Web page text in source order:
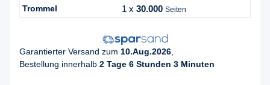
Trommel 1 x 30.000 Seiten
Garantierter Versand zum 10.Aug.2026
Bestellung innerhalb 2 Tage 6 Stunden 3 Minuten